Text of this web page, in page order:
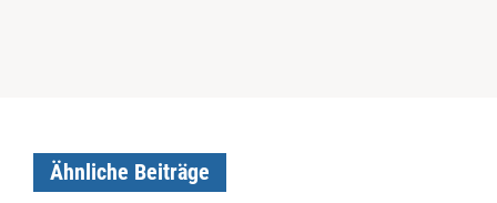
Ähnliche Beiträge